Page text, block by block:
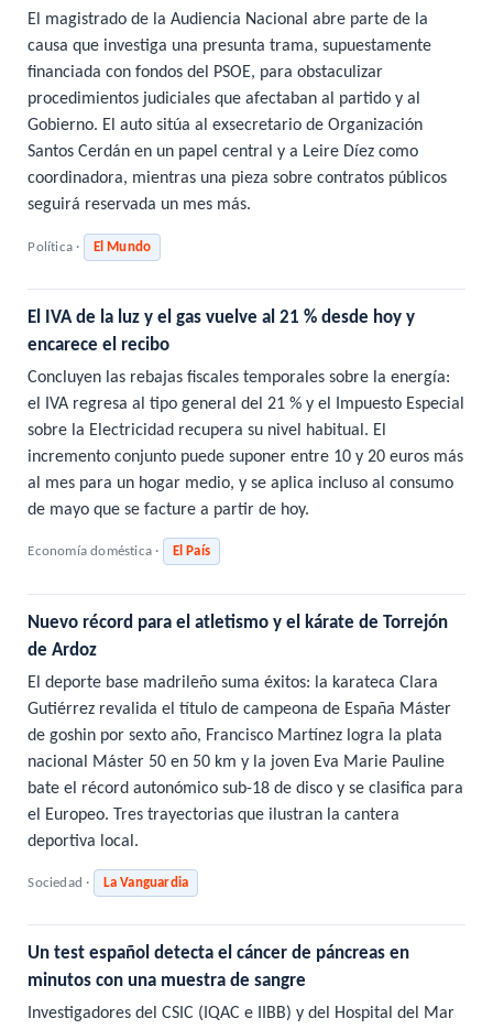
El magistrado de la Audiencia Nacional abre parte de la
causa que investiga una presunta trama, supuestamente
financiada con fondos del PSOE, para obstaculizar
procedimientos judiciales que afectaban al partido y al
Gobierno. El auto sitúa al exsecretario de Organización
Santos Cerdán en un papel central y a Leire Díez como
coordinadora, mientras una pieza sobre contratos públicos
seguirá reservada un mes más.
Política · El Mundo
El IVA de la luz y el gas vuelve al 21 % desde hoy y
encarece el recibo
Concluyen las rebajas fiscales temporales sobre la energía:
el IVA regresa al tipo general del 21 % y el Impuesto Especial
sobre la Electricidad recupera su nivel habitual. El
incremento conjunto puede suponer entre 10 y 20 euros más
al mes para un hogar medio, y se aplica incluso al consumo
de mayo que se facture a partir de hoy.
Economía doméstica · El País
Nuevo récord para el atletismo y el kárate de Torrejón
de Ardoz
El deporte base madrileño suma éxitos: la karateca Clara
Gutiérrez revalida el título de campeona de España Máster
de goshin por sexto año, Francisco Martínez logra la plata
nacional Máster 50 en 50 km y la joven Eva Marie Pauline
bate el récord autonómico sub-18 de disco y se clasifica para
el Europeo. Tres trayectorias que ilustran la cantera
deportiva local.
Sociedad · La Vanguardia
Un test español detecta el cáncer de páncreas en
minutos con una muestra de sangre
Investigadores del CSIC (IQAC e IIBB) y del Hospital del Mar